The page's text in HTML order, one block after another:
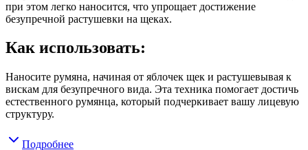
при этом легко наносится, что упрощает достижение
безупречной растушевки на щеках.
Как использовать:
Наносите румяна, начиная от яблочек щек и растушевывая к
вискам для безупречного вида. Эта техника помогает достичь
естественного румянца, который подчеркивает вашу лицевую
структуру.
Подробнее